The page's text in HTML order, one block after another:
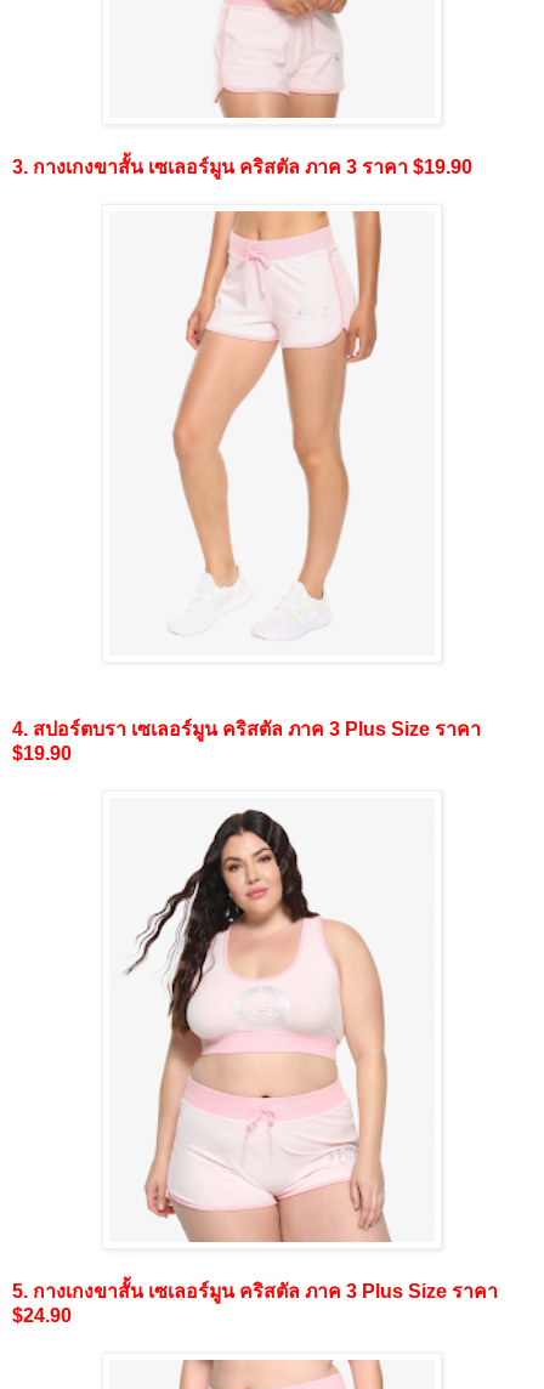
3. กางเกงขาสั้น เซเลอร์มูน คริสตัล ภาค 3 ราคา $19.90
4. สปอร์ตบรา เซเลอร์มูน คริสตัล ภาค 3 Plus Size ราคา
$19.90
5. กางเกงขาสั้น เซเลอร์มูน คริสตัล ภาค 3 Plus Size ราคา
$24.90